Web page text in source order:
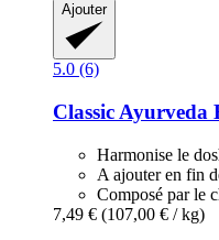
Ajouter
5.0 (6)
Classic Ayurveda
Harmonise le
A ajouter en fin
Composé par le
7,49 € (107,00 € / kg)